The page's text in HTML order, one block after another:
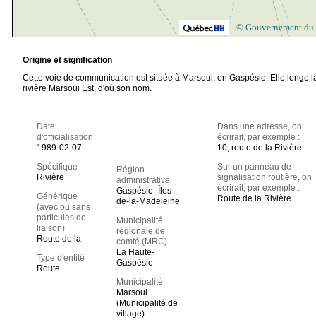
© Gouvernement du
Origine et signification
Cette voie de communication est située à Marsoui, en Gaspésie. Elle longe
rivière Marsoui Est, d'où son nom.
Date
d'officialisation
1989-02-07
Spécifique
Rivière
Générique
(avec ou sans
particules de
liaison)
Route de la
Type d'entité
Route
Région
administrative
Gaspésie–Îles-
de-la-Madeleine
Municipalité
régionale de
comté (MRC)
La Haute-
Gaspésie
Municipalité
Marsoui
(Municipalité de
village)
Dans une adresse, on
écrirait, par exemple :
10, route de la Rivière
Sur un panneau de
signalisation routière, on
écrirait, par exemple :
Route de la Rivière